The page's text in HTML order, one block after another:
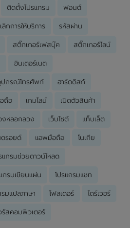
ติดตั้งโปรแกรม ฟอนต์
ลิกการให้บริการ รหัสผ่าน
สติ๊กเกอร์เฟสบุ๊ค สติ๊กเกอร์ไลน์
อินเตอร์เนต
ปกรณ์โทรศัพท์ ฮาร์ดดิสก์
ถือ เกมไลน์ เปิดตัวสินค้า
งหลอกลวง เว็บไซต์ แท็บเล็ต
ดรอยด์ แอพมือถือ โนเกีย
แกรมช่วยดาวน์โหลด
กรมเขียนแผ่น โปรแกรมแชท
รมแปลภาษา โฟลเดอร์ ไดร์เวอร์
รัสคอมพิวเตอร์